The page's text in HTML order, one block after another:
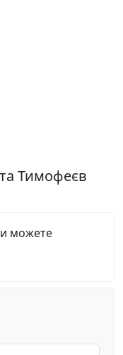
Тимофеєв
можете